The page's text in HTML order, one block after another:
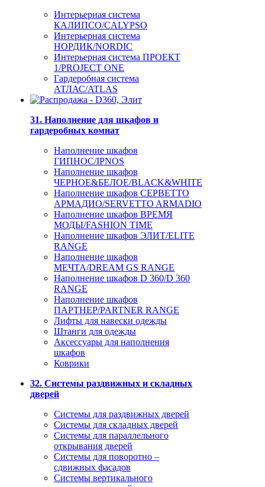
Интерьерная система
КАЛИПСО/CALYPSO
Интерьерная система
НОРДИК/NORDIC
Интерьерная система ПРОЕКТ
1/PROJECT ONE
Гардеробная система
АТЛАС/ATLAS
31. Наполнение для шкафов и
гардеробных комнат
Наполнение шкафов
ГИПНОС/IPNOS
Наполнение шкафов
ЧЕРНОЕ&БЕЛОЕ/BLACK&WHITE
Наполнение шкафов СЕРВЕТТО
АРМАДИО/SERVETTO ARMADIO
Наполнение шкафов ВРЕМЯ
МОДЫ/FASHION TIME
Наполнение шкафов ЭЛИТ/ELITE
RANGE
Наполнение шкафов
МЕЧТА/DREAM GS RANGE
Наполнение шкафов D 360/D 360
RANGE
Наполнение шкафов
ПАРТНЕР/PARTNER RANGE
Лифты для навески одежды
Штанги для одежды
Аксессуары для наполнения
шкафов
Коврики
32. Системы раздвижных и складных
дверей
Системы для раздвижных дверей
Системы для складных дверей
Системы для параллельного
открывания дверей
Системы для поворотно –
сдвижных фасадов
Системы вертикального